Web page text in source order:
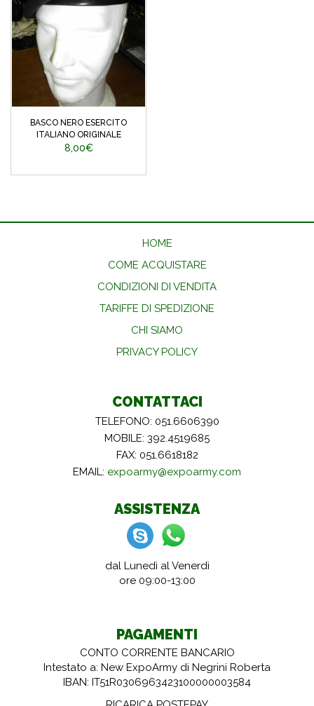
BASCO NERO ESERCITO
ITALIANO ORIGINALE
8,00€
HOME
COME ACQUISTARE
CONDIZIONI DI VENDITA
TARIFFE DI SPEDIZIONE
CHI SIAMO
PRIVACY POLICY
CONTATTACI
TELEFONO: 051.6606390
MOBILE: 392.4519685
FAX: 051.6618182
EMAIL: expoarmy@expoarmy.com
ASSISTENZA
dal Lunedì al Venerdì
ore 09:00-13:00
PAGAMENTI
CONTO CORRENTE BANCARIO
Intestato a: New ExpoArmy di Negrini Roberta
IBAN: IT51R0306963423100000003584